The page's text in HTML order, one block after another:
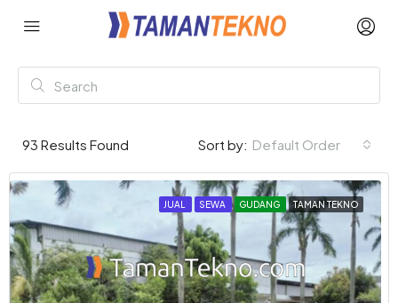
93 Results Found Sort by: Default Order
JUAL SEWA GUDANG TAMAN TEKNO